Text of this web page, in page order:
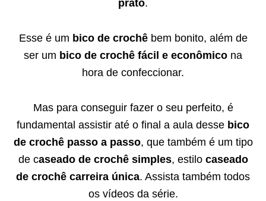
prato.
Esse é um bico de crochêbem bonito, além de
ser um bico de crochê fácil e econômico na
hora de confeccionar.
Mas para conseguir fazer o seu perfeito, é
fundamental assistir até o final a aula desse bico
de crochê passo a passo, que também é um tipo
de caseado de crochê simples, estilo caseado
de crochê carreira única. Assista também todos
os vídeos da série.